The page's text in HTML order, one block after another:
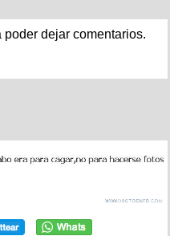
dejar comentarios.